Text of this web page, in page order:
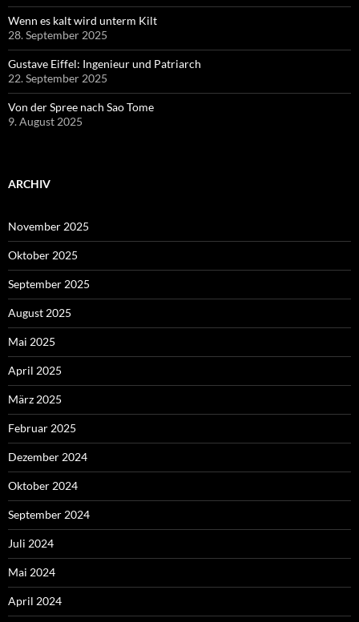
Wenn es kalt wird unterm Kilt
28. September 2025
Gustave Eiffel: Ingenieur und Patriarch
22. September 2025
Von der Spree nach Sao Tome
9. August 2025
ARCHIV
November 2025
Oktober 2025
September 2025
August 2025
Mai 2025
April 2025
März 2025
Februar 2025
Dezember 2024
Oktober 2024
September 2024
Juli 2024
Mai 2024
April 2024